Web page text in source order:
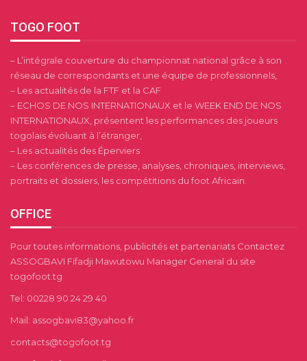
TOGO FOOT
– L’intégrale couverture du championnat national grâce à son
réseau de correspondants et une équipe de professionnels,
– Les actualités de la FTF et la CAF
– ECHOS DE NOS INTERNATIONAUX et le WEEK END DE NOS
INTERNATIONAUX, présentent les performances des joueurs
togolais évoluant à l’étranger,
– Les actualités des Éperviers
– Les conférences de presse, analyses, chroniques, interviews,
portraits et dossiers, les compétitions du foot Africain.
OFFICE
Pour toutes informations, publicités et partenariats Contactez
ASSOGBAVI Fifadji Mawutowu Manager General du site
togofoot.tg
Tel: 00228 90 24 29 40
Mail: assogbavi83@yahoo.fr
contacts@togofoot.tg